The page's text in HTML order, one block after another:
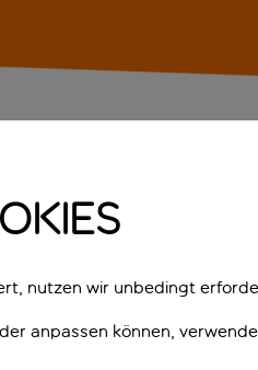
Start in die Ferien hast.
Stelle sicher, dass du
während den Schulferien,
Schaltern am grössten ist.
nutzen wir unbedingt
anpassen können,